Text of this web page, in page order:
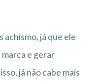
achismo, já que ele
e gerar
já não cabe mais